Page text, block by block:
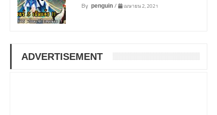
By penguin/ เมษายน 2, 2021
ADVERTISEMENT